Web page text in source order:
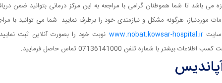
می باشد تا شما هموطنان گرامی با مراجعه به این مرکز درمانی بتوانید ضمن
موردنیاز، هرگونه مشکل و نیازمندی خود را برطرف نمایید. شما می توانید با
سایتwww.nobat.kowsar-hospital.ir نوبت خود را بصورت آنلاین ثبت
اطلاعات بیشتر با شماره تلفن 07136141000 تماس حاصل فرمایید.